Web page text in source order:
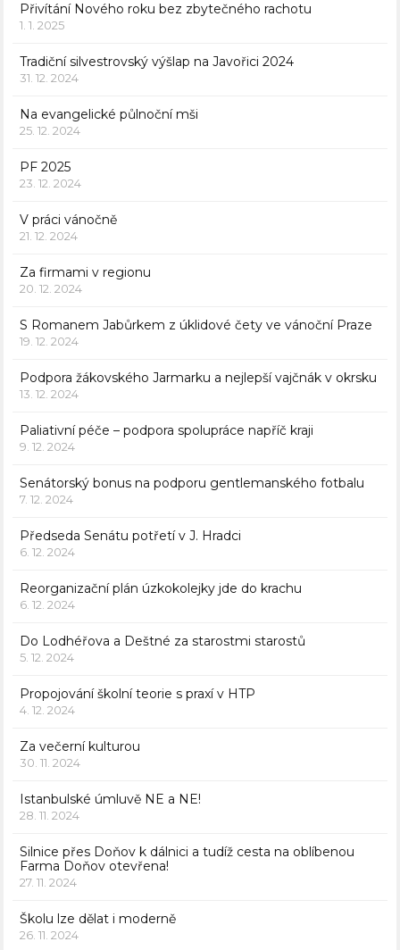
Přivítání Nového roku bez zbytečného rachotu
1. 1. 2025
Tradiční silvestrovský výšlap na Javořici 2024
31. 12. 2024
Na evangelické půlnoční mši
25. 12. 2024
PF 2025
23. 12. 2024
V práci vánočně
21. 12. 2024
Za firmami v regionu
20. 12. 2024
S Romanem Jabůrkem z úklidové čety ve vánoční Praze
19. 12. 2024
Podpora žákovského Jarmarku a nejlepší vajčnák v okrsku
13. 12. 2024
Paliativní péče – podpora spolupráce napříč kraji
9. 12. 2024
Senátorský bonus na podporu gentlemanského fotbalu
7. 12. 2024
Předseda Senátu potřetí v J. Hradci
6. 12. 2024
Reorganizační plán úzkokolejky jde do krachu
6. 12. 2024
Do Lodhéřova a Deštné za starostmi starostů
5. 12. 2024
Propojování školní teorie s praxí v HTP
4. 12. 2024
Za večerní kulturou
30. 11. 2024
Istanbulské úmluvě NE a NE!
28. 11. 2024
Silnice přes Doňov k dálnici a tudíž cesta na oblíbenou
Farma Doňov otevřena!
27. 11. 2024
Školu lze dělat i moderně
26. 11. 2024